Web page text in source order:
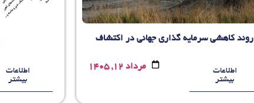
روند کاهشی سرمایه گذاری جهانی در اکتشاف
اطلاعات
بیشتر
مرداد 12, 1405
اطلاعات
بیشتر